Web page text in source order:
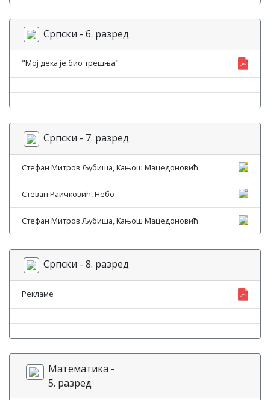
Српски - 6. разред
"Мој дека је био трешња"
Српски - 7. разред
Стефан Митров Љубиша, Кањош Мацедоновић
Стеван Раичковић, Небо
Стефан Митров Љубиша, Кањош Мацедоновић
Српски - 8. разред
Рекламе
Математика -
5. разред